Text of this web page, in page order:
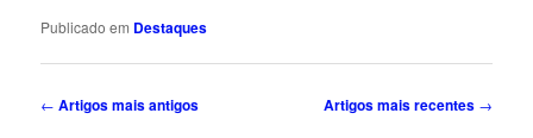
Publicado em Destaques
Navegação
← Artigos mais antigos Artigos mais recentes →